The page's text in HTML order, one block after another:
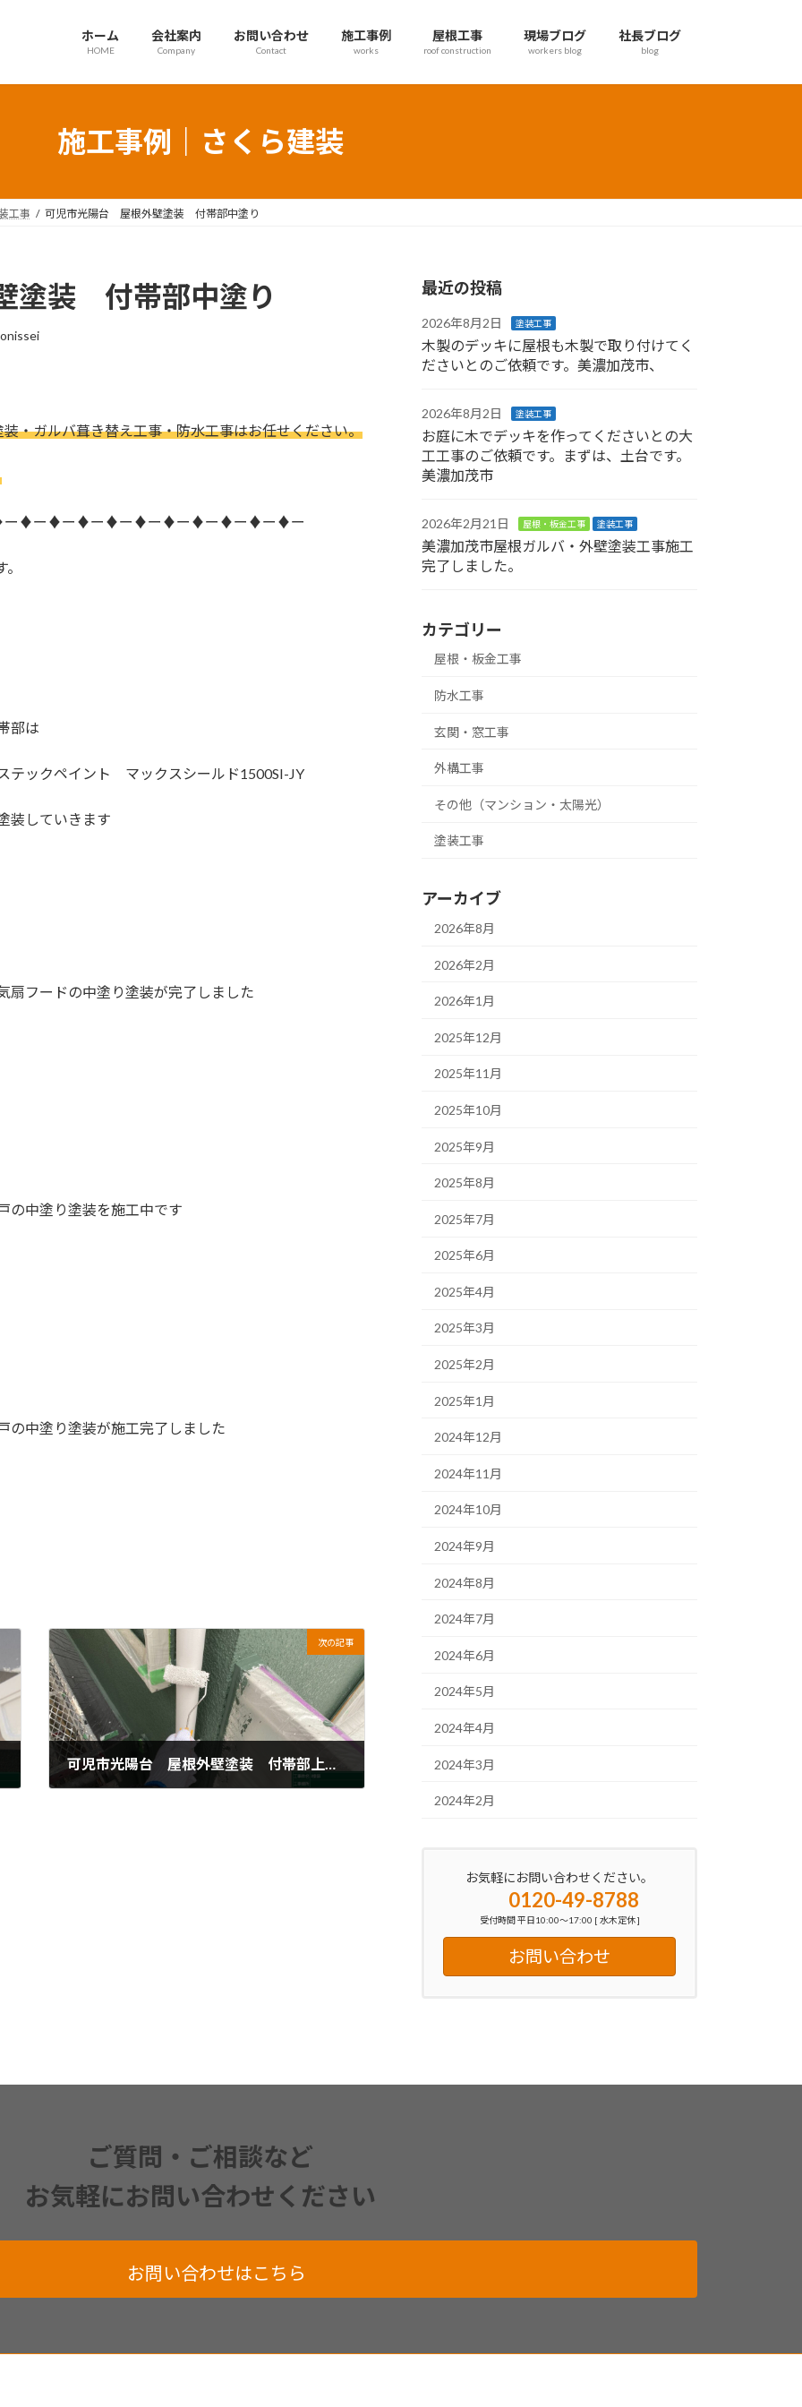
ホーム
HOME
会社案内
Company
お問い合わせ
Contact
施工事例
works
屋根工事
roof construction
現場ブログ
workers blog
社長ブログ
blog
施工事例｜さくら建装
工事 可児市光陽台 屋根外壁塗装 付帯部中塗り
塗装 付帯部中塗り
・ガルバ葺き替え工事・防水工事はお任せください。
♦ー♦ー♦ー♦ー♦ー♦ー♦ー♦ー♦ー♦ー
部は
テックペイント マックスシールド1500SI-JY
装していきます
扇フードの中塗り塗装が完了しました
の中塗り塗装を施工中です
の中塗り塗装が施工完了しました
次の記事
可児市光陽台 屋根外壁塗装 付帯部上塗り
最近の投稿
2026年8月2日 塗装工事
木製のデッキに屋根も木製で取り付けてく
ださいとのご依頼です。美濃加茂市、
2026年8月2日 塗装工事
お庭に木でデッキを作ってくださいとの大
工工事のご依頼です。まずは、土台です。
美濃加茂市
2026年2月21日 屋根・板金工事 塗装工事
美濃加茂市屋根ガルバ・外壁塗装工事施工
完了しました。
カテゴリー
屋根・板金工事
防水工事
玄関・窓工事
外構工事
その他（マンション・太陽光）
塗装工事
アーカイブ
2026年8月
2026年2月
2026年1月
2025年12月
2025年11月
2025年10月
2025年9月
2025年8月
2025年7月
2025年6月
2025年4月
2025年3月
2025年2月
2025年1月
2024年12月
2024年11月
2024年10月
2024年9月
2024年8月
2024年7月
2024年6月
2024年5月
2024年4月
2024年3月
2024年2月
お気軽にお問い合わせください。
0120-49-8788
受付時間 平日10:00～17:00 [ 水木定休 ]
お問い合わせ
ご質問・ご相談など
お気軽にお問い合わせください
お問い合わせはこちら